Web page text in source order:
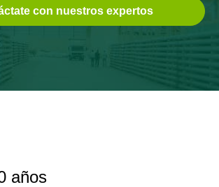
con nuestros expertos
años